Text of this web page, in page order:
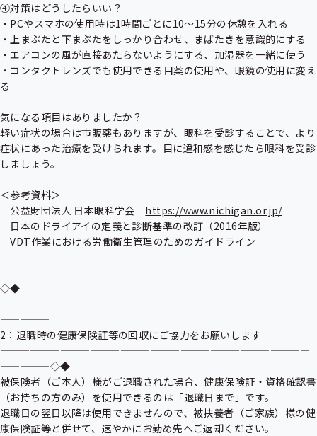
④対策はどうしたらいい？
・PCやスマホの使用時は1時間ごとに10〜15分の休憩を入れる
・上まぶたと下まぶたをしっかり合わせ、まばたきを意識的にする
・エアコンの風が直接あたらないようにする、加湿器を一緒に使う
・コンタクトレンズでも使用できる目薬の使用や、眼鏡の使用に変え
る
気になる項目はありましたか？
軽い症状の場合は市販薬もありますが、眼科を受診することで、より
症状にあった治療を受けられます。目に違和感を感じたら眼科を受診
しましょう。
＜参考資料＞
公益財団法人 日本眼科学会 https://www.nichigan.or.jp/
日本のドライアイの定義と診断基準の改訂（2016年版）
VDT作業における労働衛生管理のためのガイドライン
◇◆
———————————————————————————————
—————
2：退職時の健康保険証等の回収にご協力をお願いします
———————————————————————————————
—————◇◆
被保険者（ご本人）様がご退職された場合、健康保険証・資格確認書
（お持ちの方のみ）を使用できるのは「退職日まで」です。
退職日の翌日以降は使用できませんので、被扶養者（ご家族）様の健
康保険証等と併せて、速やかにお勤め先へご返却ください。